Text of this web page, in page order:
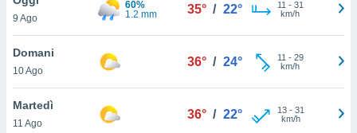
è
al sito
di
ci
di
9 Ago
60%
1.2 mm
35° / 22° 11 - 31
km/h
Domani
10 Ago
36° / 24° 11 - 29
km/h
Martedì
11 Ago
36° / 22° 13- 31
km/h